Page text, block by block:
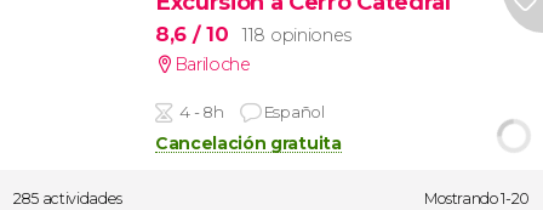
8,6 / 10
118 opiniones
Bariloche
4 - 8h Español
Cancelación gratuita
285 actividades Mostrando 1-20